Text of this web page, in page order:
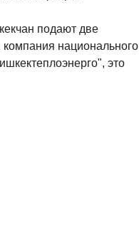
подают две
национального
это